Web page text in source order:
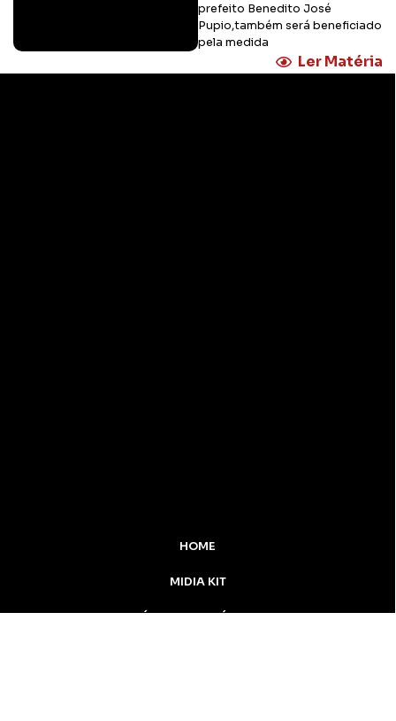
prefeito Benedito José
Pupio,também será beneficiado
pela medida
Ler Matéria
HOME
MIDIA KIT
ÚLTIMAS NOTÍCIAS